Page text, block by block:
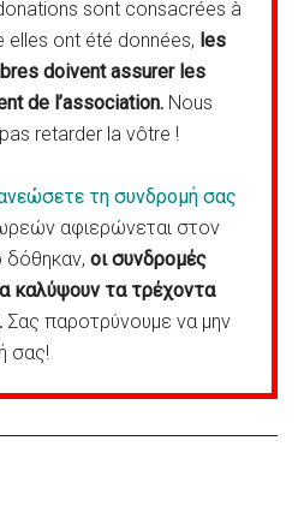
sont consacrées à
elles ont été données, les
doivent assurer les
de l’association. Nous
retarder la vôtre !
τη συνδρομή σας
αφιερώνεται στον
δόθηκαν,οι συνδρομές
καλύψουν τα τρέχοντα
Σας παροτρύνουμε να μην
σας!